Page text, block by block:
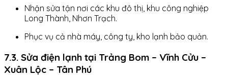
Nhận sửa tận nơi các khu đô thị, khu công nghiệp
Long Thành, Nhơn Trạch.
Phục vụ cả nhà máy, công ty, kho lạnh bảo quản.
7.3. Sửa điện lạnh tại Trảng Bom – Vĩnh Cửu –
Xuân Lộc – Tân Phú